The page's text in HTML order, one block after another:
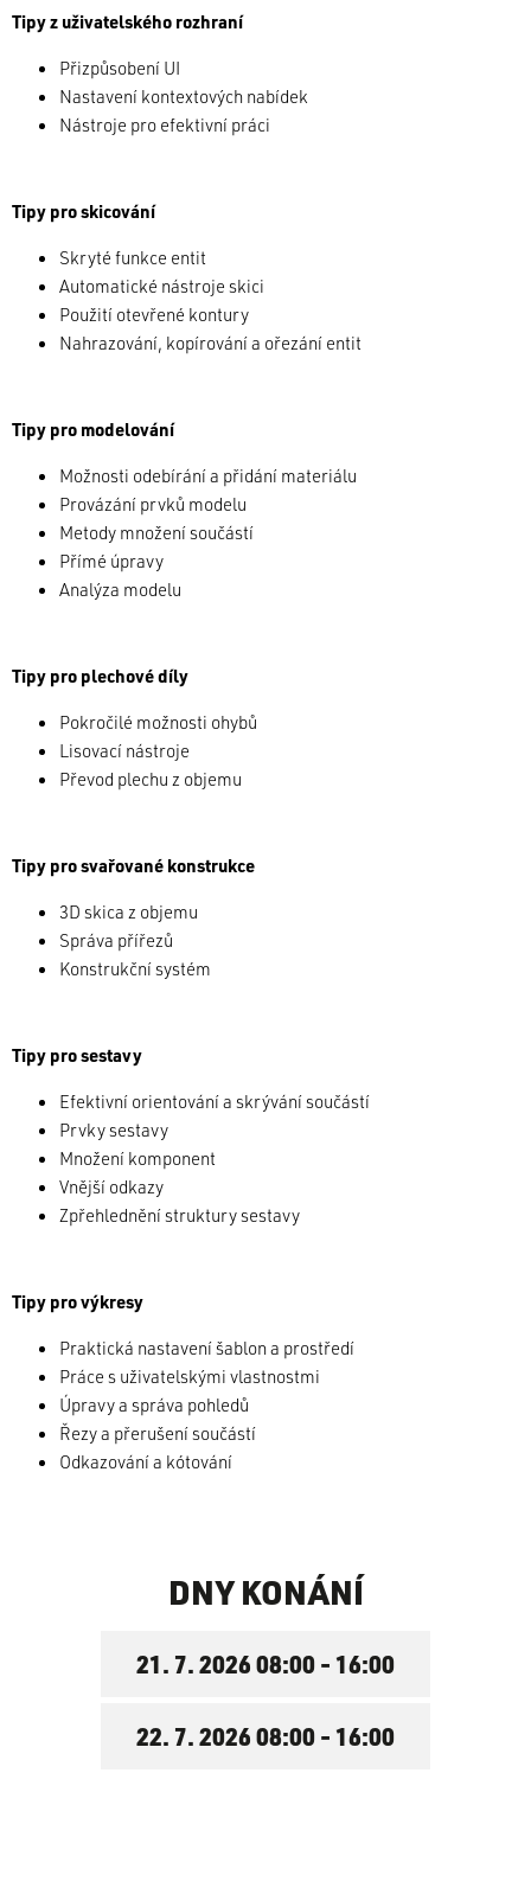
Tipy z uživatelského rozhraní
Přizpůsobení UI
Nastavení kontextových nabídek
Nástroje pro efektivní práci
Tipy pro skicování
Skryté funkce entit
Automatické nástroje skici
Použití otevřené kontury
Nahrazování, kopírování a ořezání entit
Tipy pro modelování
Možnosti odebírání a přidání materiálu
Provázání prvků modelu
Metody množení součástí
Přímé úpravy
Analýza modelu
Tipy pro plechové díly
Pokročilé možnosti ohybů
Lisovací nástroje
Převod plechu z objemu
Tipy pro svařované konstrukce
3D skica z objemu
Správa přířezů
Konstrukční systém
Tipy pro sestavy
Efektivní orientování a skrývání součástí
Prvky sestavy
Množení komponent
Vnější odkazy
Zpřehlednění struktury sestavy
Tipy pro výkresy
Praktická nastavení šablon a prostředí
Práce s uživatelskými vlastnostmi
Úpravy a správa pohledů
Řezy a přerušení součástí
Odkazování a kótování
DNY KONÁNÍ
21. 7. 2026 08:00- 16:00
22. 7. 2026 08:00- 16:00